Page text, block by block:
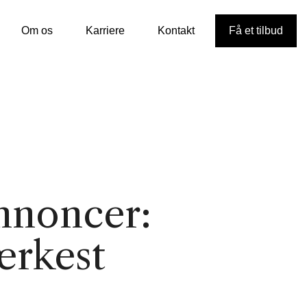
Om os Karriere Kontakt Få et tilbud